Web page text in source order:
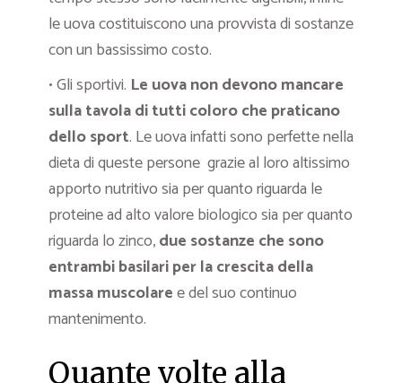
le uova costituiscono una provvista di sostanze
con un bassissimo costo.
• Gli sportivi. Le uova non devono mancare
sulla tavola di tutti coloro che praticano
dello sport. Le uova infatti sono perfette nella
dieta di queste persone grazie al loro altissimo
apporto nutritivo sia per quanto riguarda le
proteine ad alto valore biologico sia per quanto
riguarda lo zinco,due sostanze che sono
entrambi basilari per la crescita della
massa muscolaree del suo continuo
mantenimento.
Quante volte alla